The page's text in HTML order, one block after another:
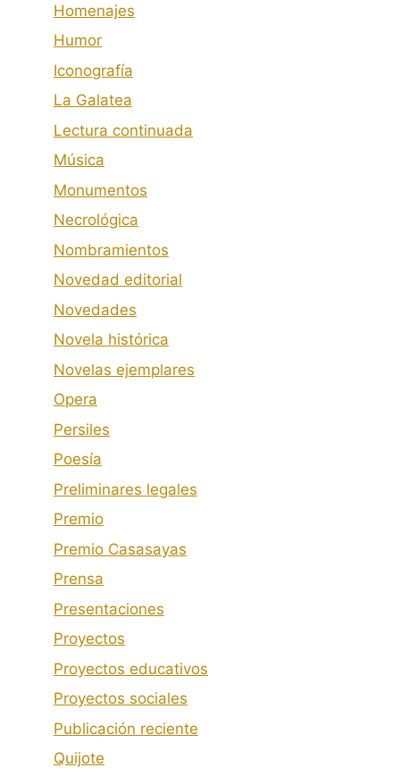
Homenajes
Humor
Iconografía
La Galatea
Lectura continuada
Música
Monumentos
Necrológica
Nombramientos
Novedad editorial
Novedades
Novela histórica
Novelas ejemplares
Opera
Persiles
Poesía
Preliminares legales
Premio
Premio Casasayas
Prensa
Presentaciones
Proyectos
Proyectos educativos
Proyectos sociales
Publicación reciente
Quijote